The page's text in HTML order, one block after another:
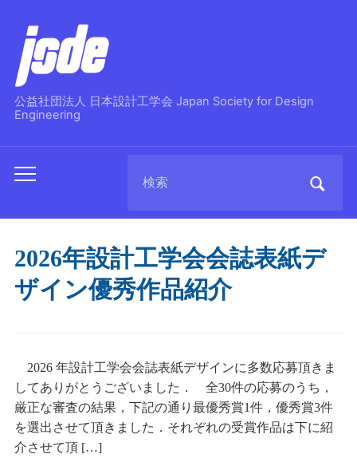
公益社団法人 日本設計工学会 Japan Society for Design
Engineering
Toggle
menu
for:
2026年設計工学会会誌表紙デ
ザイン優秀作品紹介
2026 年設計工学会会誌表紙デザインに多数応募頂きま
してありがとうございました． 全30件の応募のうち，
厳正な審査の結果，下記の通り最優秀賞1件，優秀賞3件
を選出させて頂きました．それぞれの受賞作品は下に紹
介させて頂 […]